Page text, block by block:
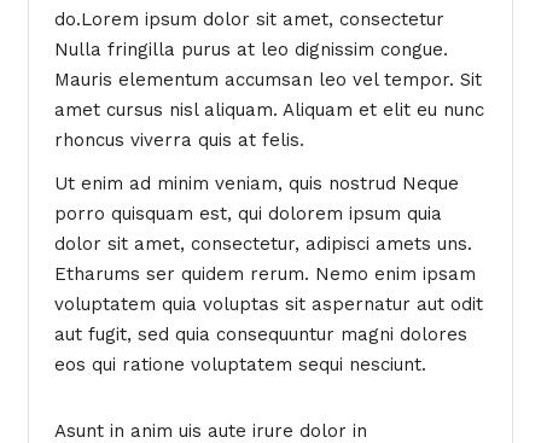
do.Lorem ipsum dolor sit amet, consectetur
Nulla fringilla purus at leo dignissim congue.
Mauris elementum accumsan leo vel tempor. Sit
amet cursus nisl aliquam. Aliquam et elit eu nunc
rhoncus viverra quis at felis.
Ut enim ad minim veniam, quis nostrud Neque
porro quisquam est, qui dolorem ipsum quia
dolor sit amet, consectetur, adipisci amets uns.
Etharums ser quidem rerum. Nemo enim ipsam
voluptatem quia voluptas sit aspernatur aut odit
aut fugit, sed quia consequuntur magni dolores
eos qui ratione voluptatem sequi nesciunt.
Asunt in anim uis aute irure dolor in